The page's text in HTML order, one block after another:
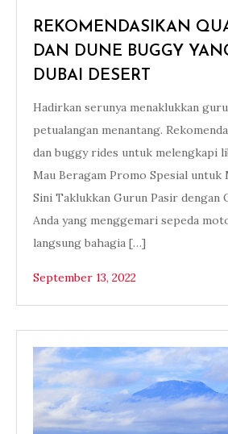
REKOMENDASIKAN
DAN DUNE BUGGY
DUBAI DESERT
Hadirkan serunya menaklukkan
petualangan menantang.
dan buggy rides untuk melengkapi
Mau Beragam Promo Spesial untuk
Sini Taklukkan Gurun Pasir dengan
Anda yang menggemari sepeda
langsung bahagia […]
September 13, 2022